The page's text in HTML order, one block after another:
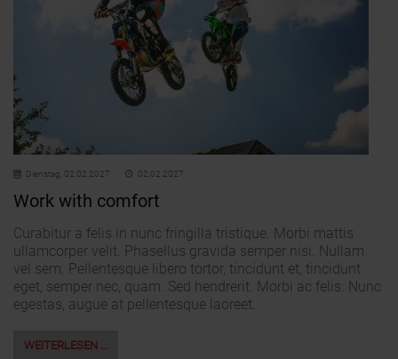
Dienstag, 02.02.2027 02.02.2027
Work with comfort
Curabitur a felis in nunc fringilla tristique. Morbi mattis
ullamcorper velit. Phasellus gravida semper nisi. Nullam
vel sem. Pellentesque libero tortor, tincidunt et, tincidunt
eget, semper nec, quam. Sed hendrerit. Morbi ac felis. Nunc
egestas, augue at pellentesque laoreet.
WEITERLESEN …